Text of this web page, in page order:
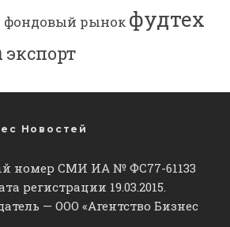
фондовый рынок фудтех
экспорт
Новостей
номер СМИ ИА № ФС77-61133
регистрации 19.03.2015.
— ООО «Агентство Бизнес